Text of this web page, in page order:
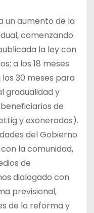
un aumento de la
comenzando
la ley con
a los 18 meses
30 meses para
gradualidad y
de
y exonerados).
del Gobierno
la comunidad,
de
dialogado con
previsional,
de la reforma y